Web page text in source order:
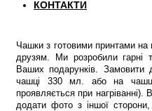
КОНТАКТИ
Чашки з готовими принтами
друзям. Ми розробили гарні
Ваших подарунків.
чашці 330 мл. або на
проявляється при нагріванні).
додати фото з іншої